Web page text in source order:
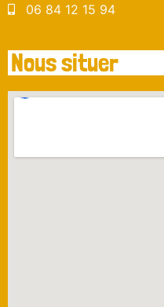
06 84 12 15 94
Nous situer